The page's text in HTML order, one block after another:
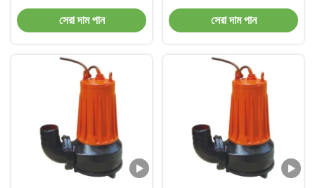
জলের পাম্প
সেরা দাম পান
সেরা দাম পান